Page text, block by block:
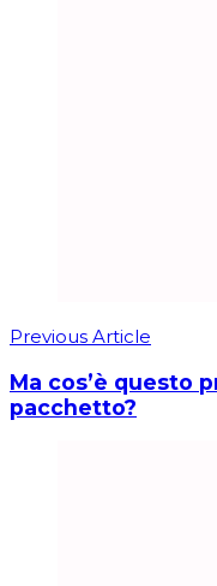
Previous Article
Ma cos’è questo
pacchetto?